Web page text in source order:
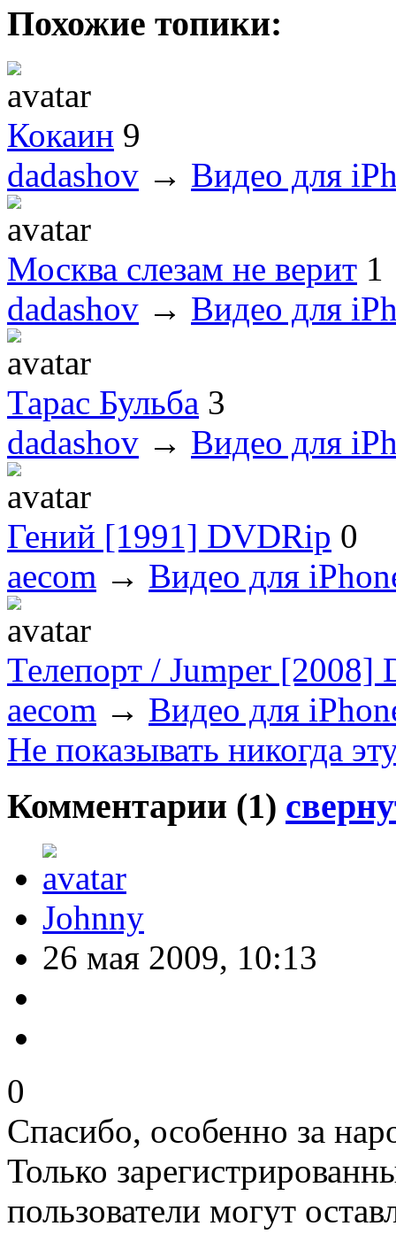
Похожие топики:
Кокаин 9
dadashov → Видео для
Москва слезам не верит 1
dadashov → Видео для
Тарас Бульба 3
dadashov → Видео для
Гений [1991] DVDRip 0
aecom → Видео для
Телепорт / Jumper [2008]
aecom → Видео для
Не показывать никогда
Комментарии (1)
Johnny
26 мая 2009, 10:13
0
Спасибо, особенно за
Только
пользователи могут